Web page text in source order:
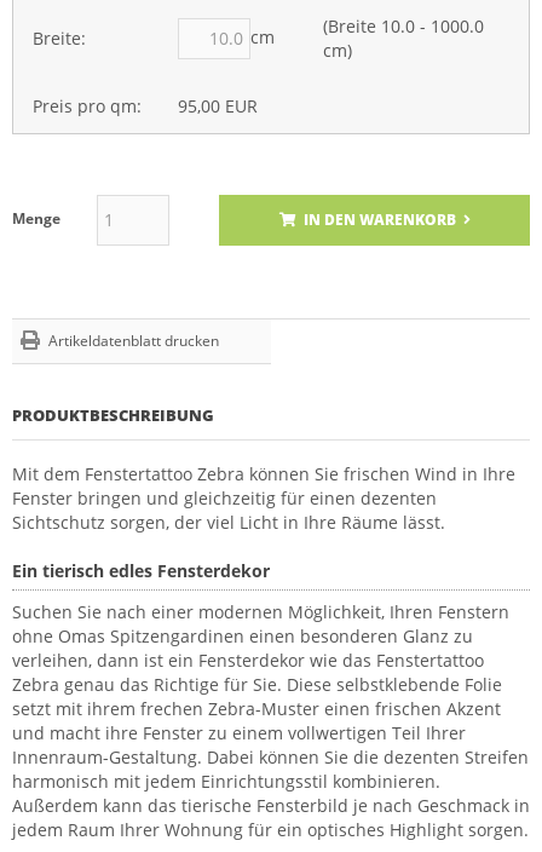
Breite: cm
(Breite 10.0 - 1000.0
cm)
Preis pro qm: 95,00 EUR
Menge IN DEN WARENKORB
Artikeldatenblatt drucken
PRODUKTBESCHREIBUNG
Mit dem Fenstertattoo Zebra können Sie frischen Wind in Ihre
Fenster bringen und gleichzeitig für einen dezenten
Sichtschutz sorgen, der viel Licht in Ihre Räume lässt.
Ein tierisch edles Fensterdekor
Suchen Sie nach einer modernen Möglichkeit, Ihren Fenstern
ohne Omas Spitzengardinen einen besonderen Glanz zu
verleihen, dann ist ein Fensterdekor wie das Fenstertattoo
Zebra genau das Richtige für Sie. Diese selbstklebende Folie
setzt mit ihrem frechen Zebra-Muster einen frischen Akzent
und macht ihre Fenster zu einem vollwertigen Teil Ihrer
Innenraum-Gestaltung. Dabei können Sie die dezenten Streifen
harmonisch mit jedem Einrichtungsstil kombinieren.
Außerdem kann das tierische Fensterbild je nach Geschmack in
jedem Raum Ihrer Wohnung für ein optisches Highlight sorgen.